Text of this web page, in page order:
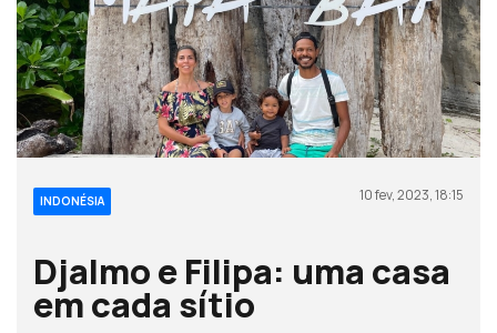
INDONÉSIA 10 fev, 2023, 18:15
Djalmo e Filipa: uma casa
em cada sítio